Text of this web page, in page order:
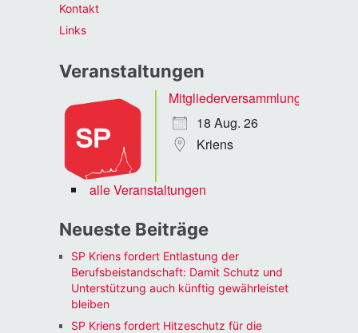
Kontakt
Links
Veranstaltungen
Mitgliederversammlung
18 Aug. 26
Kriens
alle Veranstaltungen
Neueste Beiträge
SP Kriens fordert Entlastung der
Berufsbeistandschaft: Damit Schutz und
Unterstützung auch künftig gewährleistet
bleiben
SP Kriens fordert Hitzeschutz für die